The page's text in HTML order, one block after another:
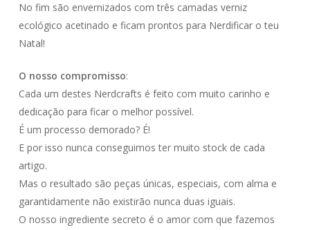
No fim são envernizados com três camadas verniz
ecológico acetinado e ficam prontos para Nerdificar o teu
Natal!
O nosso compromisso:
Cada um destes Nerdcrafts é feito com muito carinho e
dedicação para ficar o melhor possível.
É um processo demorado? É!
E por isso nunca conseguimos ter muito stock de cada
artigo.
Mas o resultado são peças únicas, especiais, com alma e
garantidamente não existirão nunca duas iguais.
O nosso ingrediente secreto é o amor com que fazemos
do website.
interesses e
comportamentos
enquanto visitas
o nosso site, vai
aumentar a
possibilidade de
veres conteúdos
e ofertas
personalizados.